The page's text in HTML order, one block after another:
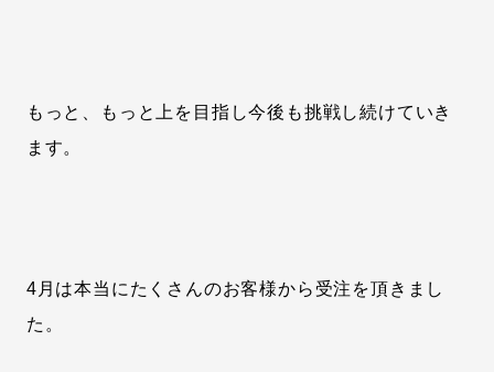
もっと、もっと上を目指し今後も挑戦し続けていき
ます。
4月は本当にたくさんのお客様から受注を頂きまし
た。